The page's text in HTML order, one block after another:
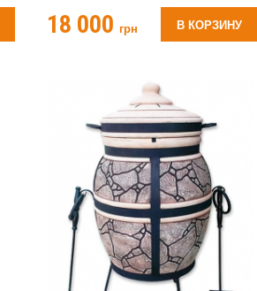
Время нагрева для использования:1,5
часа
Материал:глина согласно ГОСТу
Дополнительная комплектация:шампур-
крючок, решетка для мяса, шампура-
елка, защитный чехол
18 000 грн В КОРЗИНУ